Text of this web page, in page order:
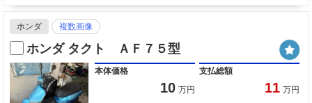
ホンダ 複数画像
ホンダ タクト ＡＦ７５型
本体価格
10 万円
支払総額
11 万円